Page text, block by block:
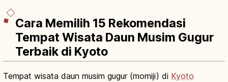
Cara Memilih 15 Rekomendasi
Tempat Wisata Daun Musim Gugur
Terbaik di Kyoto
Tempat wisata daun musim gugur (momiji) di Kyoto